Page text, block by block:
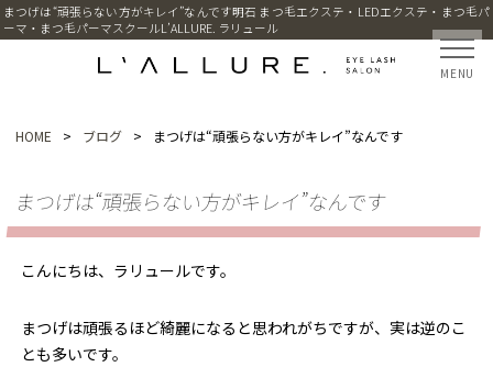
まつげは“頑張らない方がキレイ”なんです明石 まつ毛エクステ・LEDエクステ・まつ毛パ
ーマ・まつ毛パーマスクールL’ALLURE. ラリュール
MENU
HOME > ブログ > まつげは“頑張らない方がキレイ”なんです
まつげは“頑張らない方がキレイ”なんです
こんにちは、ラリュールです。
まつげは頑張るほど綺麗になると思われがちですが、実は逆のこ
とも多いです。